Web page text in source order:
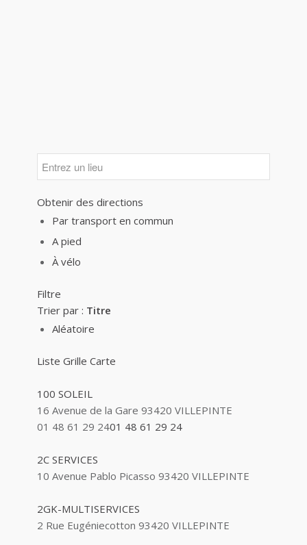
Obtenir des directions
Par transport en commun
A pied
À vélo
Filtre
Trier par : Titre
Aléatoire
Liste Grille Carte
100 SOLEIL
16 Avenue de la Gare 93420 VILLEPINTE
01 48 61 29 2401 48 61 29 24
2C SERVICES
10 Avenue Pablo Picasso 93420 VILLEPINTE
2GK-MULTISERVICES
2 Rue Eugéniecotton 93420 VILLEPINTE